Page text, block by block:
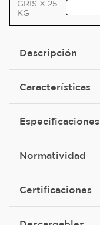
Descripción
Características
Especificaciones
Normatividad
Certificaciones